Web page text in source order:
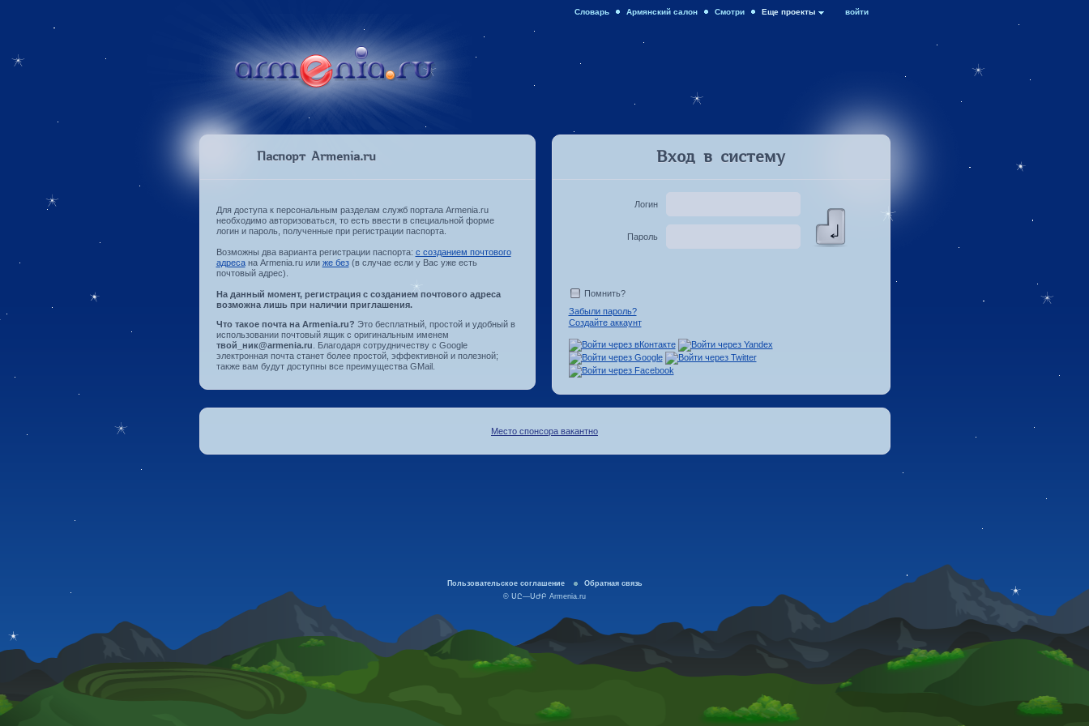
Словарь Армянский салон Смотри Еще проекты войти
Вход в систему
Логин
Пароль
Помнить?
Забыли пароль?
Создайте аккаунт
Паспорт Armenia.ru
Для доступа к персональным разделам служб портала Armenia.ru
необходимо авторизоваться, то есть ввести в специальной форме
логин и пароль, полученные при регистрации паспорта.
Возможны два варианта регистрации паспорта: с созданием почтового
адресана Armenia.ru или же без(в случае если у Вас уже есть
почтовый адрес).
На данный момент, регистрация с созданием почтового адреса
возможна лишь при наличии приглашения.
Что такое почта на Armenia.ru? Это бесплатный, простой и удобный в
использовании почтовый ящик с оригинальным именем
твой_ник@armenia.ru . Благодаря сотрудничеству с Google
электронная почта станет более простой, эффективной и полезной;
также вам будут доступны все преимущества GMail.
Место спонсора вакантно
Пользовательское соглашение
Обратная связь
© ՍԸ—ՍԺԲ Armenia.ru